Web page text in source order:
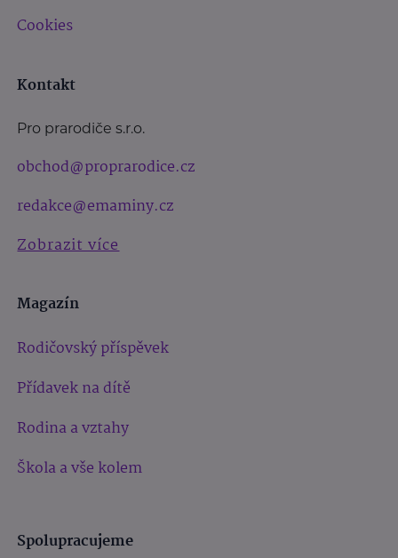
Cookies
Kontakt
Pro prarodiče s.r.o.
obchod@proprarodice.cz
redakce@emaminy.cz
Zobrazit více
Magazín
Rodičovský příspěvek
Přídavek na dítě
Rodina a vztahy
Škola a vše kolem
Spolupracujeme